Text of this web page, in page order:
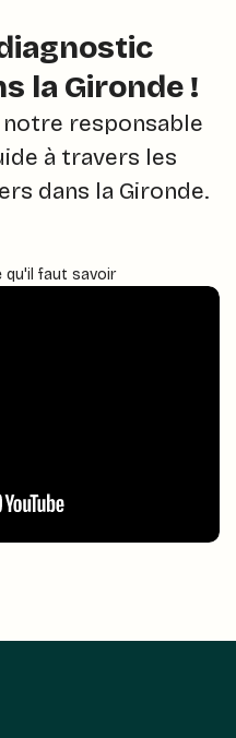
la Gironde !
notre responsable
à travers les
dans la Gironde.
qu'il faut savoir